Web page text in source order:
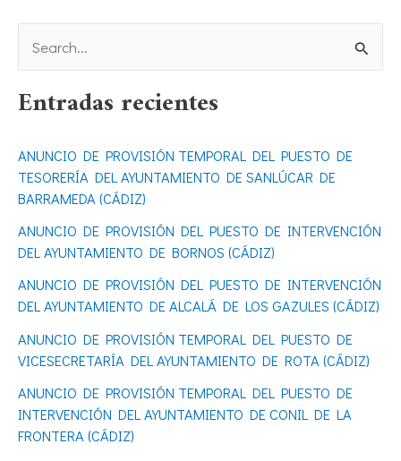
s
a
r
p
o
r
:
Entradas recientes
ANUNCIO DE PROVISIÓN TEMPORAL DEL PUESTO DE
TESORERÍA DEL AYUNTAMIENTO DE SANLÚCAR DE
BARRAMEDA (CÁDIZ)
ANUNCIO DE PROVISIÓN DEL PUESTO DE INTERVENCIÓN
DEL AYUNTAMIENTO DE BORNOS (CÁDIZ)
ANUNCIO DE PROVISIÓN DEL PUESTO DE INTERVENCIÓN
DEL AYUNTAMIENTO DE ALCALÁ DE LOS GAZULES (CÁDIZ)
ANUNCIO DE PROVISIÓN TEMPORAL DEL PUESTO DE
VICESECRETARÍA DEL AYUNTAMIENTO DE ROTA (CÁDIZ)
ANUNCIO DE PROVISIÓN TEMPORAL DEL PUESTO DE
INTERVENCIÓN DEL AYUNTAMIENTO DE CONIL DE LA
FRONTERA (CÁDIZ)